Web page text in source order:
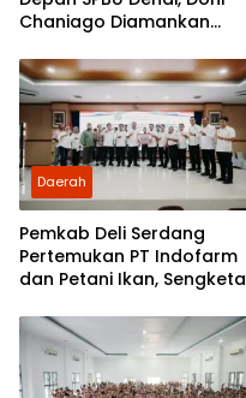
Chaniago Diamankan
Daerah
Pemkab Deli Serdang
Pertemukan PT Indofarm
dan Petani Ikan, Sengketa